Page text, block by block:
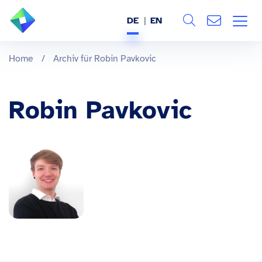
ÜBER UNS
BRANCHEN
REFERENZEN
WISSEN & EVENTS
KARRIERE
DE EN
Home / Archiv für Robin Pavkovic
Robin Pavkovic